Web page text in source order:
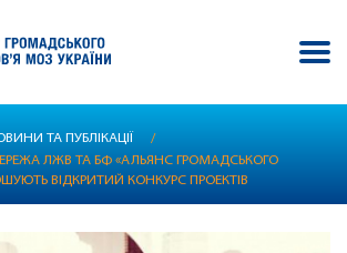
ТА ПУБЛІКАЦІЇ
/
ЛЖВ ТА БФ «АЛЬЯНС ГРОМАДСЬКОГО
ВІДКРИТИЙ КОНКУРС ПРОЕКТІВ